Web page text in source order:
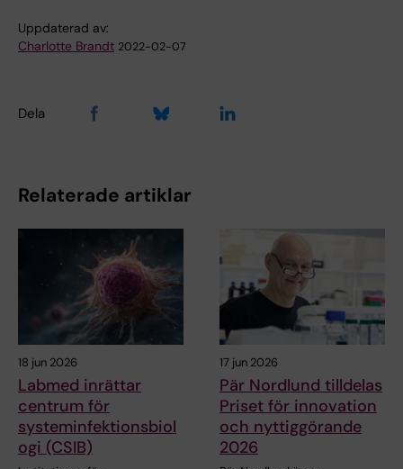
Uppdaterad av:
Charlotte Brandt 2022-02-07
Dela
Relaterade artiklar
18 jun 2026
Labmed inrättar
centrum för
systeminfektionsbiol
ogi (CSIB)
17 jun 2026
Pär Nordlund tilldelas
Priset för innovation
och nyttiggörande
2026